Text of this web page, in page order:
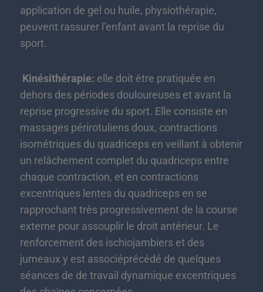
application de gel ou huile, physiothérapie,
peuvent rassurer l’enfant avant la reprise du
sport.
Kinésithérapie: elle doit être pratiquée en
dehors des périodes douloureuses et avant la
reprise progressive du sport. Elle consiste en
massages périrotuliens doux, contractions
isométriques du quadriceps en veillant à obtenir
un relâchement complet du quadriceps entre
chaque contraction, et en contractions
excentriques lentes du quadriceps en se
rapprochant très progressivement de la course
externe pour assouplir le droit antérieur. Le
renforcement des ischiojambiers et des
jumeaux y est associéprécédé de quelques
séances de de travail dynamique excentriques